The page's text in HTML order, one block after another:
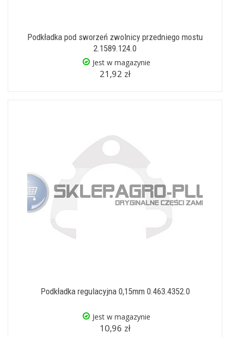
Podkładka pod sworzeń zwolnicy przedniego mostu
2.1589.124.0
Jest w magazynie
21,92 zł
Podkładka regulacyjna 0,15mm 0.463.4352.0
Jest w magazynie
10,96 zł